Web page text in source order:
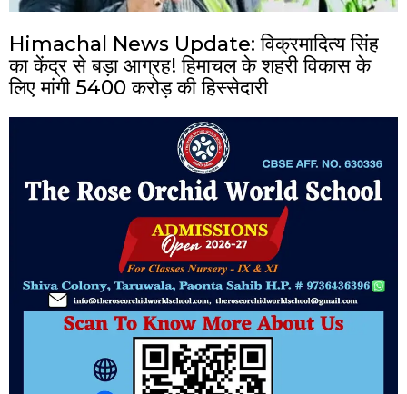
Himachal News Update: विक्रमादित्य सिंह
का केंद्र से बड़ा आग्रह! हिमाचल के शहरी विकास के
लिए मांगी ₹5400 करोड़ की हिस्सेदारी